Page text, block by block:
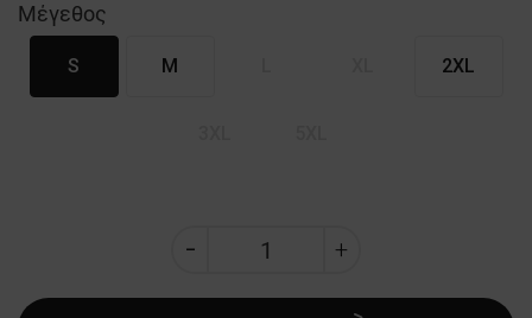
Μέγεθος
S M 2XL